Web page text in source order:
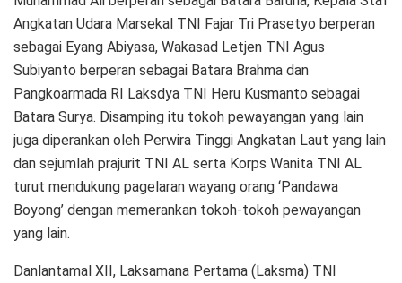
Angkatan Udara Marsekal TNI Fajar Tri Prasetyo berperan
sebagai Eyang Abiyasa, Wakasad Letjen TNI Agus
Subiyanto berperan sebagai Batara Brahma dan
Pangkoarmada RI Laksdya TNI Heru Kusmanto sebagai
Batara Surya. Disamping itu tokoh pewayangan yang lain
juga diperankan oleh Perwira Tinggi Angkatan Laut yang lain
dan sejumlah prajurit TNI AL serta Korps Wanita TNI AL
turut mendukung pagelaran wayang orang ‘Pandawa
Boyong’ dengan memerankan tokoh-tokoh pewayangan
yang lain.
Danlantamal XII, Laksamana Pertama (Laksma) TNI